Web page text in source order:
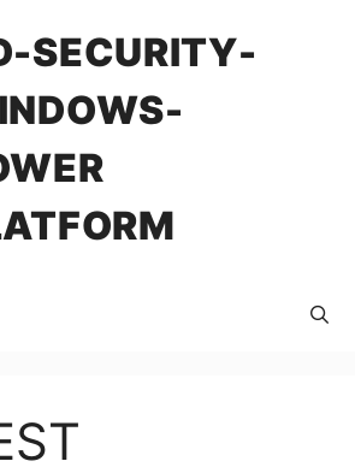
SECURITY-